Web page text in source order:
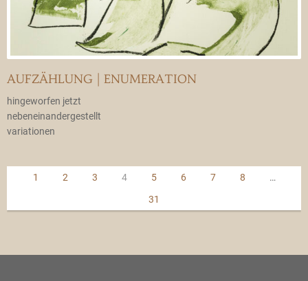
AUFZÄHLUNG | ENUMERATION
hingeworfen jetzt
nebeneinandergestellt
variationen
1 2 3 4 5 6 7 8
…
31